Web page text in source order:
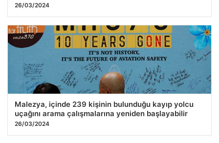
26/03/2024
Malezya, içinde 239 kişinin bulunduğu kayıp yolcu
uçağını arama çalışmalarına yeniden başlayabilir
26/03/2024